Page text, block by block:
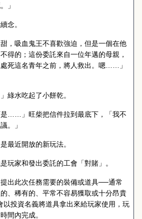
」
念。
吸血鬼王不喜歡強迫，但是一個在他
得的；這份委託來自一位年邁的母親，
死這名青年之前，將人救出。嗯……」
水吃起了小餅乾。
」旺柴把信件拉到最底下，「我不
。」
近開放的新玩法。
家和發出委託的工會「對賭」。
此次任務需要的裝備或道具──通常
、稀有的、平常不容易獲取或十分昂貴
投資名義將道具拿出來給玩家使用，玩
間內完成。